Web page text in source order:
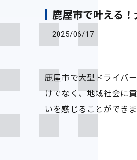
鹿屋市で叶える
2025/06/17
鹿屋市で大型ドライバ
けでなく、地域社会に
いを感じることができ